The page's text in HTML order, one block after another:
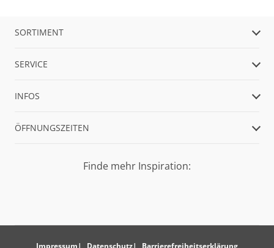
SORTIMENT
SERVICE
INFOS
ÖFFNUNGSZEITEN
Finde mehr Inspiration:
Impressum Datenschutz Barrierefreiheitserklärung